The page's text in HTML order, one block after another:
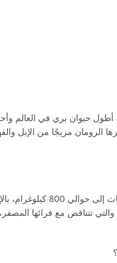
حيوان بري في العالم وأحد
5 أمتار في بعض الزرافات، ويعتبرها
فيما يتعلق بوزن الزرافات، يصل وزن
والتي تتناقض مع فرائها